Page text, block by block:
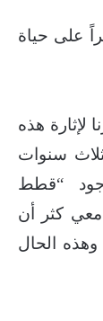
على حياة
لإثارة هذه
سنوات
“قطط
كثر أن
الحال